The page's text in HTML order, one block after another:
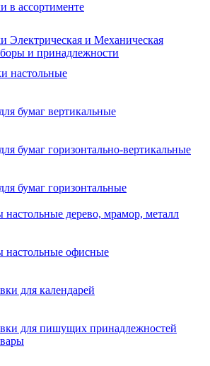
в ассортименте
Электрическая и Механическая
и принадлежности
настольные
бумаг вертикальные
бумаг горизонтально-вертикальные
бумаг горизонтальные
настольные дерево, мрамор, металл
настольные офисные
для календарей
для пишущих принадлежностей